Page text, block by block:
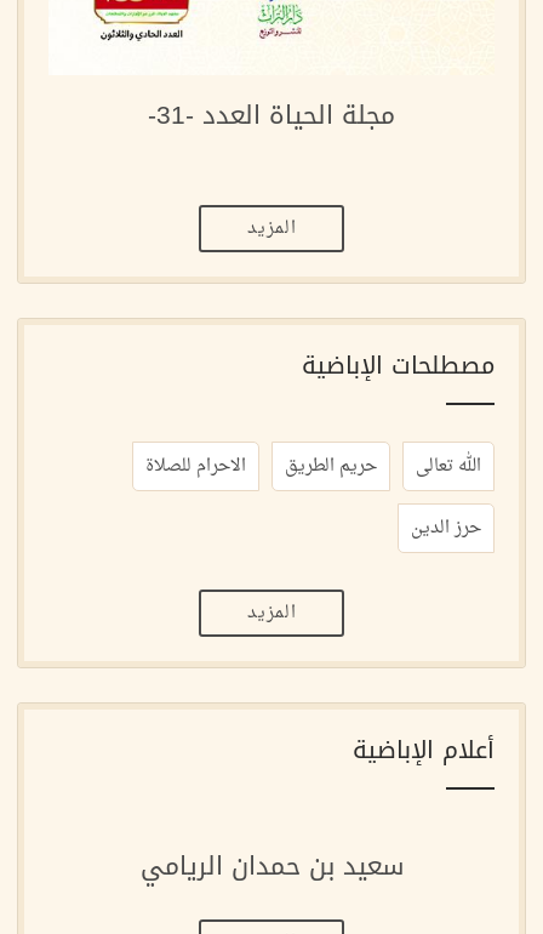
مجلة الحياة العدد -31-
المزيد
مصطلحات الإباضية
الله تعالى حريم الطريق
الاحرام للصلاة
حرز الدين
المزيد
أعلام الإباضية
سعيد بن حمدان الريامي